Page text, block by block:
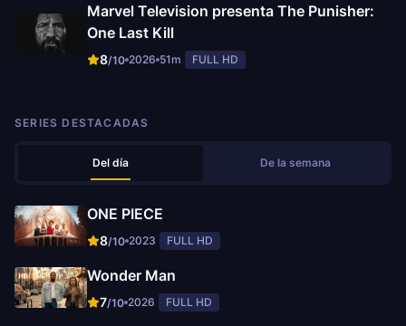
Marvel Television presenta The Punisher:
One Last Kill
8/10 2026 51m FULL HD
SERIES DESTACADAS
Del día De la semana
ONE PIECE
8/10 2023 FULL HD
Wonder Man
7/10 2026 FULL HD